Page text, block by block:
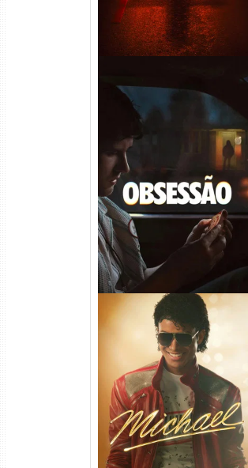
Obsessão Torrent (2026)
WEB-DL 1080p/4K Dual
Áudio
Michael Torrent (2026) WEB-
DL 1080p/4K Dual Áudio